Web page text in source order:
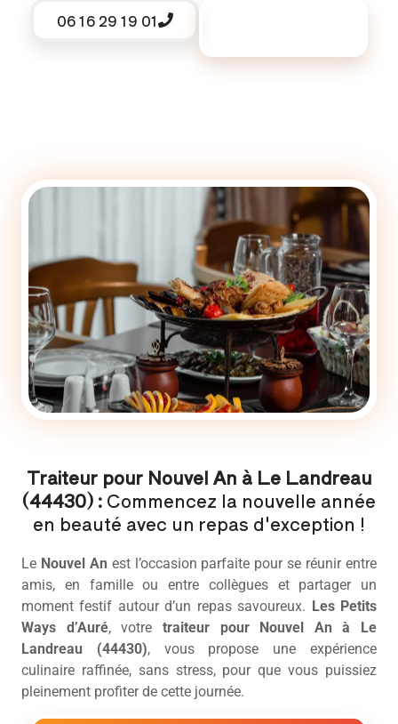
06 16 29 19 01
Traiteur pour Nouvel An à Le Landreau
(44430) : Commencez la nouvelle année
en beauté avec un repas d'exception !
Le Nouvel An est l’occasion parfaite pour se réunir entre
amis, en famille ou entre collègues et partager un
moment festif autour d’un repas savoureux. Les Petits
Ways d’Auré, votre traiteur pour Nouvel An à Le
Landreau (44430), vous propose une expérience
culinaire raffinée, sans stress, pour que vous puissiez
pleinement profiter de cette journée.